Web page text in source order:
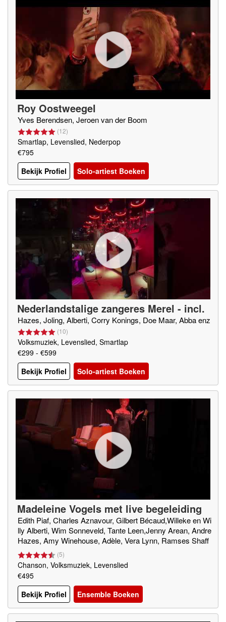
Roy Oostweegel
Yves Berendsen, Jeroen van der Boom
(12)
Smartlap, Levenslied, Nederpop
€795
Bekijk Profiel
Solo-artiest Boeken
Nederlandstalige zangeres Merel - incl.
geluidsset
Hazes, Joling, Alberti, Corry Konings, Doe Maar, Abba enz
(10)
Volksmuziek, Levenslied, Smartlap
€299 - €599
Bekijk Profiel
Solo-artiest Boeken
Madeleine Vogels met live begeleiding
Edith Piaf, Charles Aznavour, Gilbert Bécaud,Willeke en Wi
lly Alberti, Wim Sonneveld, Tante Leen,Jenny Arean, Andre
Hazes, Amy Winehouse, Adèle, Vera Lynn, Ramses Shaff
y. Ella Fitzgerald, Frank Sinatra etc etc
(5)
Chanson, Volksmuziek, Levenslied
€495
Bekijk Profiel
Ensemble Boeken